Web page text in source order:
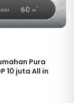
Pura
10 juta All in